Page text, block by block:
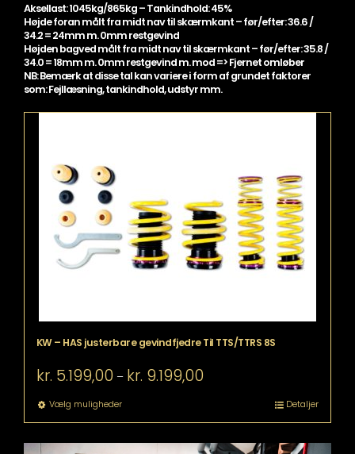
Aksellast: 1045kg/865kg – Tankindhold: 45%
Højde foran målt fra midt nav til skærmkant – før/efter: 36.6 /
34.2 = 24mm m. 0mm restgevind
Højden bagved målt fra midt nav til skærmkant – før/efter: 35.8 /
34.0 = 18mm m. 0mm restgevind m. mod => Fjernet omløber
NB: Bemærk at disse tal kan variere i form af grundet faktorer
som: Fejllæsning, tankindhold, udstyr mm.
KW – HAS justerbare gevindfjedre Til TTS/TTRS 8S
kr. 5.199,00 – kr. 9.199,00Prisinterval:
Vælg mulighederDette
vare
Detaljer